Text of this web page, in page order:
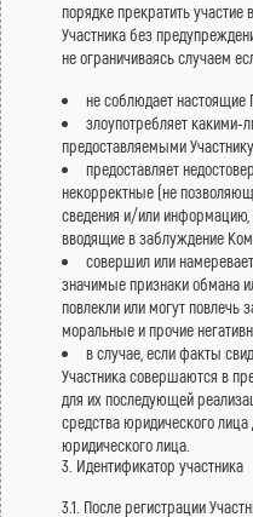
порядке прекратить
Участника без
не ограничиваясь случаем
не соблюдает настоящие
злоупотребляет какими-
предоставляемыми
предоставляет
некорректные (не
сведения и/или информацию,
вводящие в заблуждение
совершил или
значимые признаки обмана
повлекли или могут повлечь
моральные и прочие
в случае, если факты
Участника совершаются в
для их последующей
средства юридического
юридического лица.
3. Идентификатор участника
3.1. После регистрации